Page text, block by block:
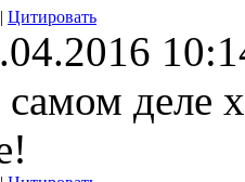
| Цитировать
деле